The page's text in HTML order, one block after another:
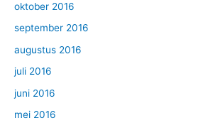
oktober 2016
september 2016
augustus 2016
juli 2016
juni 2016
mei 2016